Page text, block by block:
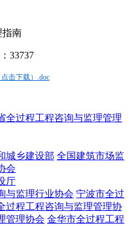
指南
33737
击下载）.doc
全过程工程咨询与监理管理
城乡建设部 全国建筑市场监
会
厅
与监理行业协会 宁波市全过
过程工程咨询与监理管理协
管理协会 金华市全过程工程